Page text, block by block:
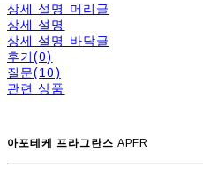
상세 설명 머리글
상세 설명
상세 설명 바닥글
후기(0)
질문(10)
관련 상품
아포테케 프라그란스 APFR